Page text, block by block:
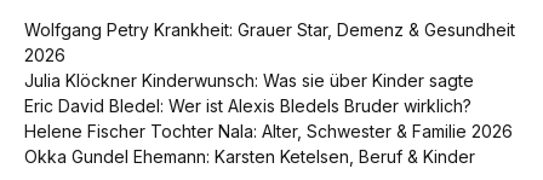
Wolfgang Petry Krankheit: Grauer Star, Demenz & Gesundheit
2026
Julia Klöckner Kinderwunsch: Was sie über Kinder sagte
Eric David Bledel: Wer ist Alexis Bledels Bruder wirklich?
Helene Fischer Tochter Nala: Alter, Schwester & Familie 2026
Okka Gundel Ehemann: Karsten Ketelsen, Beruf & Kinder